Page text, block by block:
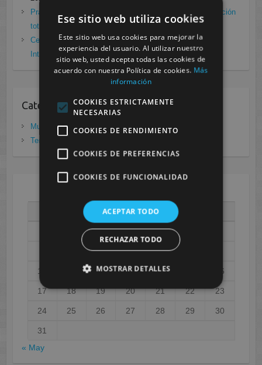
Prácticas de Radiología Simple en Cesur Murcia. Protección
total frente a Covid19
Cesur Murcia: Premio Especial FP, XIII Congreso
Internacional Enfermedades raras
noviembre 26, 2020
Categorias
Murcia
(281)
Tenerife
X J V
5 6 7
10 12 13 14 16
17 18 19 20 21 22 23
24 25 26 27 28 29 30
31
« May
Ese sitio web utiliza cookies
Este sitio web usa cookies para mejorar la
experiencia del usuario. Al utilizar nuestro
sitio web, usted acepta todas las cookies de
acuerdo con nuestra Política de cookies. Más
información
COOKIES ESTRICTAMENTE
NECESARIAS
COOKIES DE RENDIMIENTO
COOKIES DE PREFERENCIAS
COOKIES DE FUNCIONALIDAD
ACEPTAR TODO
RECHAZAR TODO
MOSTRAR DETALLES